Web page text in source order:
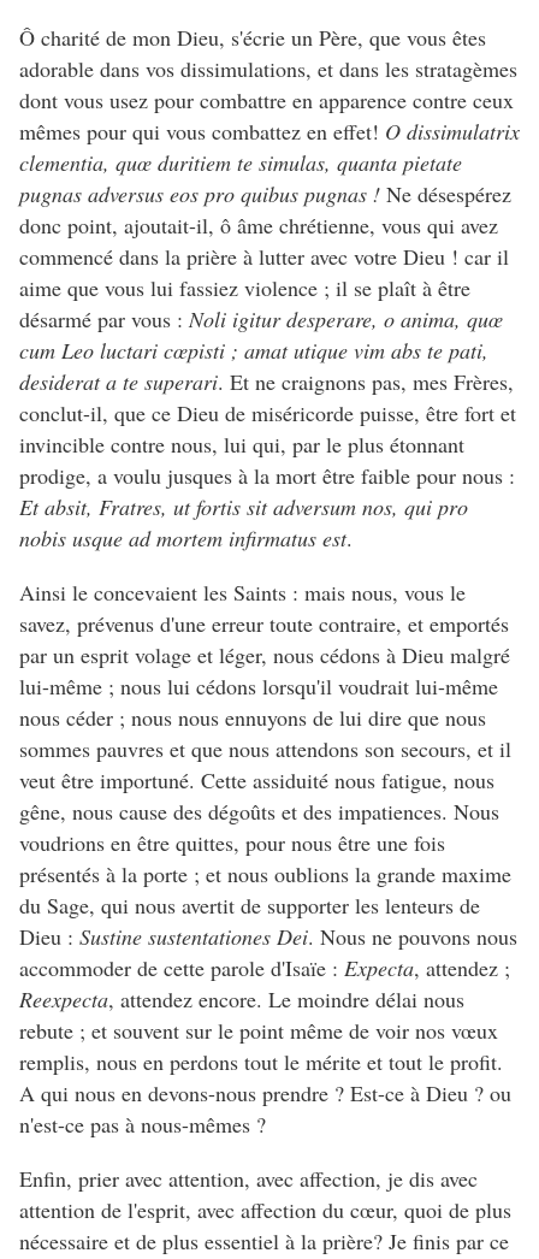
Ô charité de mon Dieu, s'écrie un Père, que vous êtes
adorable dans vos dissimulations, et dans les stratagèmes
dont vous usez pour combattre en apparence contre ceux
mêmes pour qui vous combattez en effet! O dissimulatrix
clementia, quœ duritiem te simulas, quanta pietate
pugnas adversus eos pro quibus pugnas ! Ne désespérez
donc point, ajoutait-il, ô âme chrétienne, vous qui avez
commencé dans la prière à lutter avec votre Dieu ! car il
aime que vous lui fassiez violence ; il se plaît à être
désarmé par vous :Noli igitur desperare, o anima, quœ
cum Leo luctari cœpisti ; amat utique vim abs te pati,
desiderat a te superari. Et ne craignons pas, mes Frères,
conclut-il, que ce Dieu de miséricorde puisse, être fort et
invincible contre nous, lui qui, par le plus étonnant
prodige, a voulu jusques à la mort être faible pour nous :
Et absit, Fratres, ut fortis sit adversum nos, qui pro
nobis usque ad mortem infirmatus est.
Ainsi le concevaient les Saints : mais nous, vous le
savez, prévenus d'une erreur toute contraire, et emportés
par un esprit volage et léger, nous cédons à Dieu malgré
lui-même ; nous lui cédons lorsqu'il voudrait lui-même
nous céder ; nous nous ennuyons de lui dire que nous
sommes pauvres et que nous attendons son secours, et il
veut être importuné. Cette assiduité nous fatigue, nous
gêne, nous cause des dégoûts et des impatiences. Nous
voudrions en être quittes, pour nous être une fois
présentés à la porte ; et nous oublions la grande maxime
du Sage, qui nous avertit de supporter les lenteurs de
Dieu : Sustine sustentationes Dei. Nous ne pouvons nous
accommoder de cette parole d'Isaïe : Expecta, attendez ;
Reexpecta, attendez encore. Le moindre délai nous
rebute ; et souvent sur le point même de voir nos vœux
remplis, nous en perdons tout le mérite et tout le profit.
A qui nous en devons-nous prendre ? Est-ce à Dieu ? ou
n'est-ce pas à nous-mêmes ?
Enfin, prier avec attention, avec affection, je dis avec
attention de l'esprit, avec affection du cœur, quoi de plus
nécessaire et de plus essentiel à la prière? Je finis par ce